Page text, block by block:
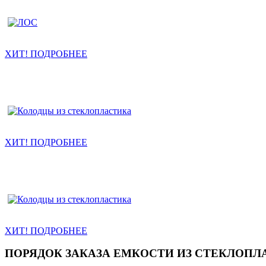
ХИТ! ПОДРОБНЕЕ
ХИТ! ПОДРОБНЕЕ
ХИТ! ПОДРОБНЕЕ
ПОРЯДОК ЗАКАЗА ЕМКОСТИ ИЗ